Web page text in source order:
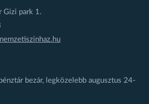
Gizi park 1.
bezár, legközelebb augusztus 24-